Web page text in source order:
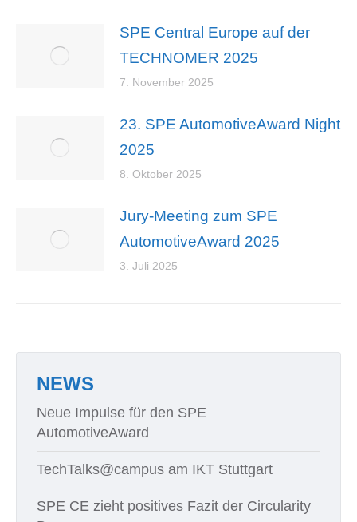
SPE Central Europe auf der
TECHNOMER 2025
7. November 2025
23. SPE AutomotiveAward Night
2025
8. Oktober 2025
Jury-Meeting zum SPE
AutomotiveAward 2025
3. Juli 2025
NEWS
Neue Impulse für den SPE
AutomotiveAward
TechTalks@campus am IKT Stuttgart
SPE CE zieht positives Fazit der Circularity